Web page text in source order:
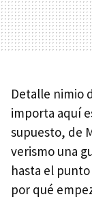
Detalle nimio
importa aquí
supuesto, de
verismo una
hasta el
por qué